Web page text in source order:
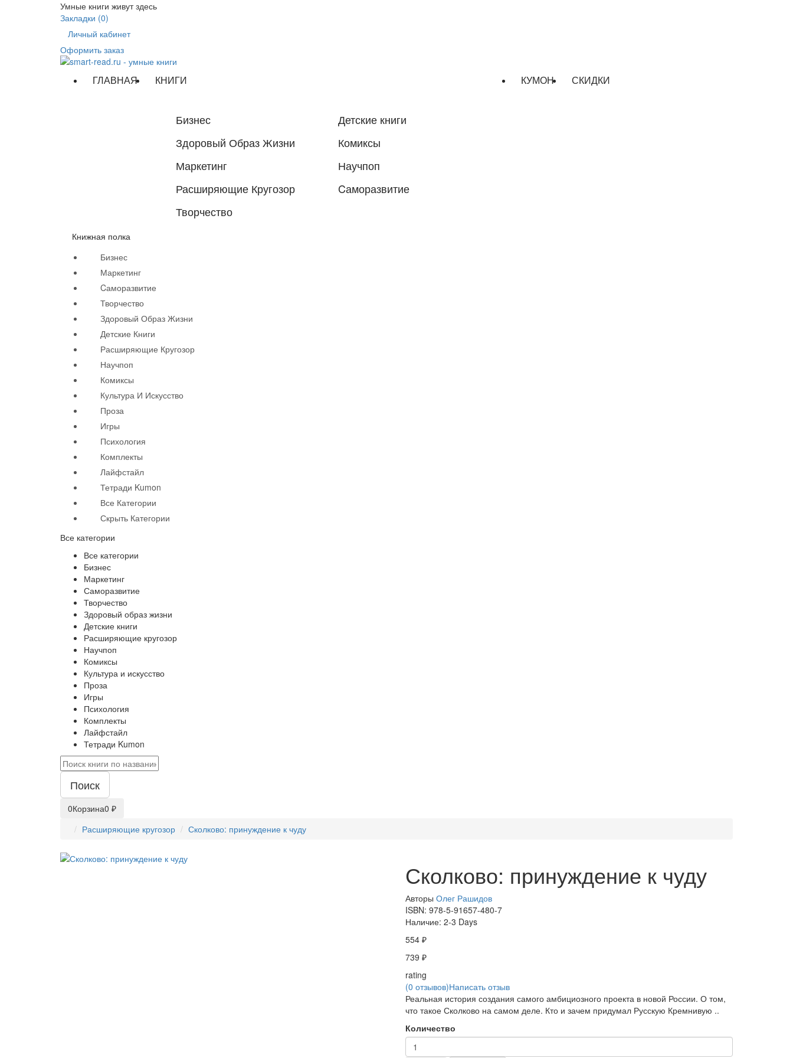
Умные книги живут здесь
Закладки (0)
Личный кабинет
Оформить заказ
ГЛАВНАЯ КНИГИ
Бизнес
Детские книги
Здоровый Образ Жизни
Комиксы
Маркетинг
Научпоп
Расширяющие Кругозор
Cаморазвитие
Творчество
КУМОН СКИДКИ
Книжная полка
Бизнес
Маркетинг
Cаморазвитие
Творчество
Здоровый Образ Жизни
Детские Книги
Расширяющие Кругозор
Научпоп
Комиксы
Культура И Искусство
Проза
Игры
Психология
Комплекты
Лайфстайл
Тетради Kumon
Все Категории
Скрыть Категории
Все категории
Все категории
Бизнес
Маркетинг
Саморазвитие
Творчество
Здоровый образ жизни
Детские книги
Расширяющие кругозор
Научпоп
Комиксы
Культура и искусство
Проза
Игры
Психология
Комплекты
Лайфстайл
Тетради Kumon
Поиск
0Корзина0 ₽
Расширяющие кругозор
Сколково: принуждение к чуду
Сколково: принуждение к чуду
Авторы Олег Рашидов
ISBN: 978-5-91657-480-7
Наличие: 2-3 Days
554 ₽
739 ₽
rating
(0 отзывов)Написать отзыв
Реальная история создания самого амбициозного проекта в новой России. О том,
что такое Сколково на самом деле. Кто и зачем придумал Русскую Кремнивую ..
Количество